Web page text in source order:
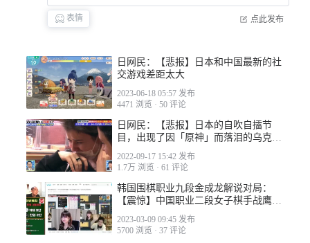
表情 点此发布
日网民：【悲报】日本和中国最新的社
交游戏差距太大
2023-06-18 05:57 发布
4471 浏览 · 50 评论
日网民：【悲报】日本的自吹自擂节
目，出现了因「原神」而落泪的乌克兰
2022-09-17 15:42 发布
1.7万 浏览 · 61 评论
韩国围棋职业九段金成龙解说对局：
【震惊】中国职业二段女子棋手战鹰被
让3子仍输给柯洁
2023-03-09 09:45 发布
5700 浏览 · 37 评论